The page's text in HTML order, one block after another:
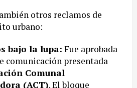
otros reclamos de
urbano:
bajo la lupa: Fue aprobada
comunicación presentada
Comunal
(ACT). El bloque